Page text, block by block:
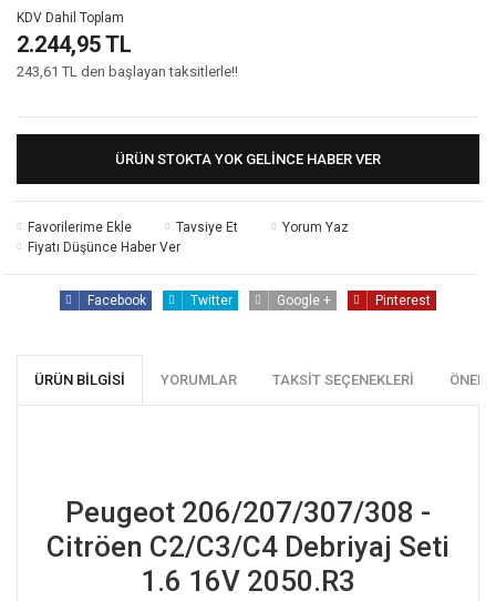
KDV Dahil Toplam
2.244,95 TL
243,61 TL den başlayan taksitlerle!!
ÜRÜN STOKTA YOK GELINCE HABER VER
Tavsiye Et
Yorum Yaz
Fiyatı Düşünce Haber Ver
Facebook Twitter Google + Pinterest
ÜRÜN BILGISI YORUMLAR TAKSIT SEÇENEKLERI
Peugeot 206/207/307/308 -
Citröen C2/C3/C4 Debriyaj Seti
1.6 16V 2050.R3